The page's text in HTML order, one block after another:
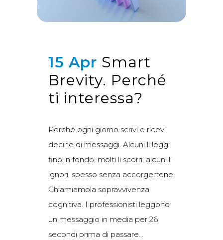
15 Apr Smart
Brevity. Perché
ti interessa?
Perché ogni giorno scrivi e ricevi
decine di messaggi. Alcuni li leggi
fino in fondo, molti li scorri, alcuni li
ignori, spesso senza accorgertene.
Chiamiamola sopravvivenza
cognitiva. I professionisti leggono
un messaggio in media per 26
secondi prima di passare...